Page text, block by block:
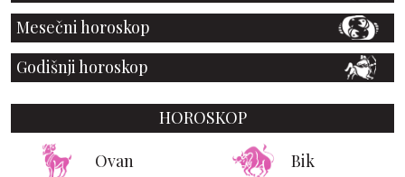
Mesečni horoskop
Godišnji horoskop
HOROSKOP
Ovan Bik